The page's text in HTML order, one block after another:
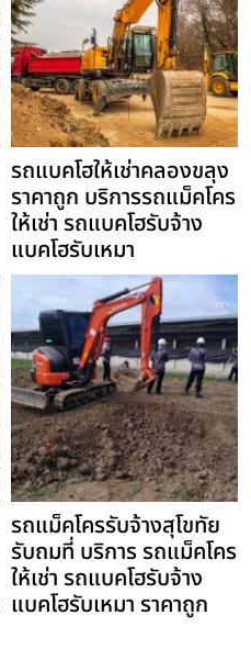
รถแบคโฮให้เช่าคลองขลุง
ราคาถูก บริการรถแม็คโคร
ให้เช่า รถแบคโฮรับจ้าง
แบคโฮรับเหมา
รถแม็คโครรับจ้างสุโขทัย
รับถมที่ บริการ รถแม็คโคร
ให้เช่า รถแบคโฮรับจ้าง
แบคโฮรับเหมา ราคาถูก